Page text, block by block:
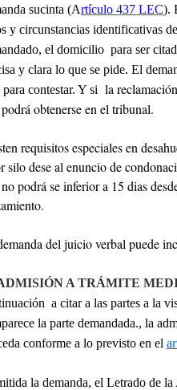
sucinta (Artículo 437 LEC).
y circunstancias identificativas
el domicilio para ser
y clara lo que se pide. El
para contestar. Y si la
obtenerse en el tribunal.
requisitos especiales en
silo dese al enuncio de
podrá se inferior a 15 dias
del juicio verbal puede
A TRÁMITE
a citar a las partes a la
la parte demandada., la
conforme a lo previsto en el
la demanda, el Letrado de